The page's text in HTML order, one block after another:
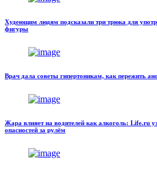
Худеющим людям подсказали три трюка для
фигуры
Врач дала советы гипертоникам, как пережить
Жара влияет на водителей как алкоголь: Life.ru
опасностей за рулём